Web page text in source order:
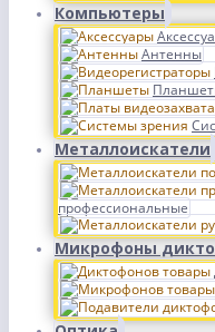
Компьютеры
Антенны
Металлоискатели
профессиональные
Микрофоны